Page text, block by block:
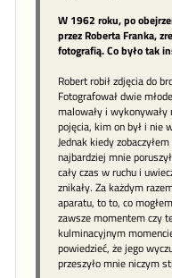
W 1962 roku, po
przez Roberta Franka,
fotografią. Co było tak
Robert robił zdjęcia do
Fotografował dwie
malowały i wykonywały
pojęcia, kim on był i nie
Jednak kiedy
najbardziej mnie
cały czas w ruchu i
znikały. Za każdym
aparatu, to to, co
zawsze momentem czy
kulminacyjnym
powiedzieć, że jego
przeszyło mnie niczym